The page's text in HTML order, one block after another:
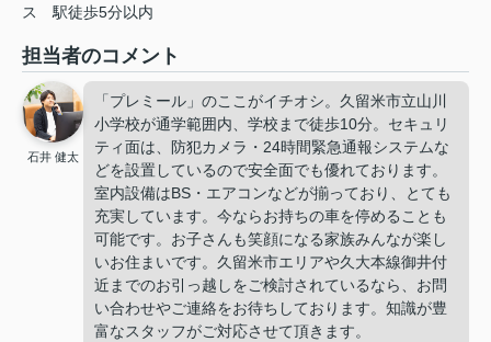
ス
駅徒歩5分以内
担当者のコメント
石井 健太
「プレミール」のここがイチオシ。久留米市立山川
小学校が通学範囲内、学校まで徒歩10分。セキュリ
ティ面は、防犯カメラ・24時間緊急通報システムな
どを設置しているので安全面でも優れております。
室内設備はBS・エアコンなどが揃っており、とても
充実しています。今ならお持ちの車を停めることも
可能です。お子さんも笑顔になる家族みんなが楽し
いお住まいです。久留米市エリアや久大本線御井付
近までのお引っ越しをご検討されているなら、お問
い合わせやご連絡をお待ちしております。知識が豊
富なスタッフがご対応させて頂きます。